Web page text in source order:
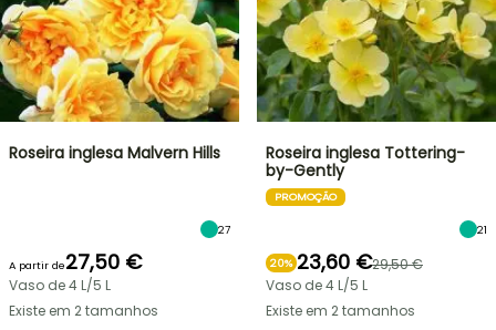
Roseira inglesa Malvern Hills
27
A partir de27,50 €
Vaso de 4 L/5 L
Existe em 2 tamanhos
Roseira inglesa Tottering-
by-Gently
PROMOÇÃO
21
20% 23,60 €29,50 €
Vaso de 4 L/5 L
Existe em 2 tamanhos